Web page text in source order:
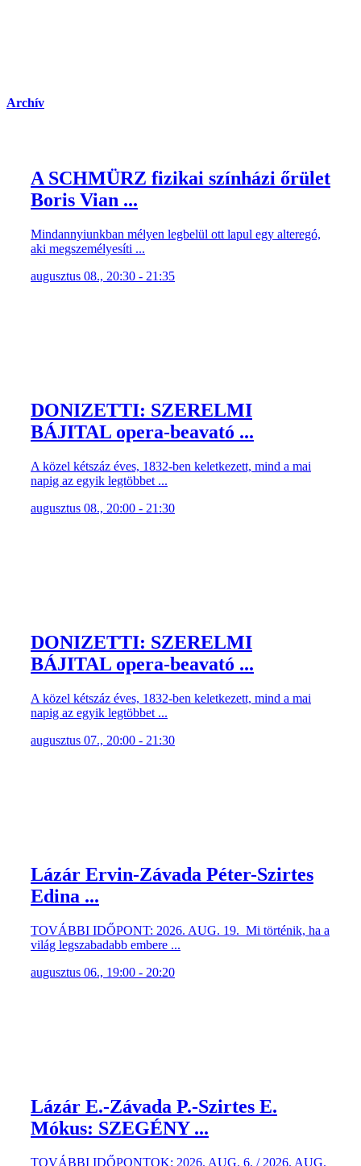
Archív
A SCHMÜRZ fizikai színházi őrület
Boris Vian ...
Mindannyiunkban mélyen legbelül ott lapul egy alteregó,
aki megszemélyesíti ...
augusztus 08., 20:30 - 21:35
DONIZETTI: SZERELMI
BÁJITAL opera-beavató ...
A közel kétszáz éves, 1832-ben keletkezett, mind a mai
napig az egyik legtöbbet ...
augusztus 08., 20:00 - 21:30
DONIZETTI: SZERELMI
BÁJITAL opera-beavató ...
A közel kétszáz éves, 1832-ben keletkezett, mind a mai
napig az egyik legtöbbet ...
augusztus 07., 20:00 - 21:30
Lázár Ervin-Závada Péter-Szirtes
Edina ...
TOVÁBBI IDŐPONT: 2026. AUG. 19. Mi történik, ha a
világ legszabadabb embere ...
augusztus 06., 19:00 - 20:20
Lázár E.-Závada P.-Szirtes E.
Mókus: SZEGÉNY ...
TOVÁBBI IDŐPONTOK: 2026. AUG. 6. / 2026. AUG.